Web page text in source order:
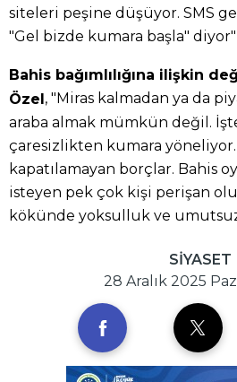
siteleri peşine düşüyor. SMS
"Gel bizde kumara başla"
Bahis bağımlılığına ilişkin
Özel, "Miras kalmadan ya da
araba almak mümkün değil.
çaresizlikten kumara
kapatılamayan borçlar. Bahis
isteyen pek çok kişi perişan
kökünde yoksulluk ve
SİYASET
28 Aralık 2025